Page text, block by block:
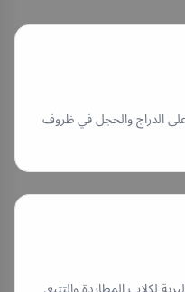
الدراج والحجل في ظروف